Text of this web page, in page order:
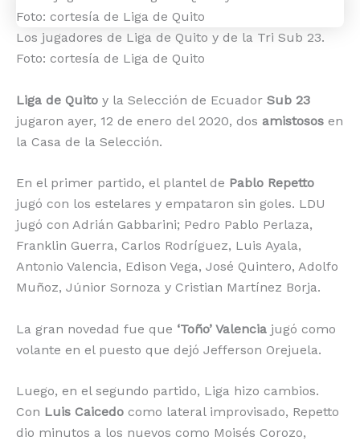
Los jugadores de Liga de Quito y de la Tri Sub 23.
Foto: cortesía de Liga de Quito
Liga de Quito y la Selección de Ecuador Sub 23
jugaron ayer, 12 de enero del 2020, dos amistosos en
la Casa de la Selección.
En el primer partido, el plantel de Pablo Repetto
jugó con los estelares y empataron sin goles. LDU
jugó con Adrián Gabbarini; Pedro Pablo Perlaza,
Franklin Guerra, Carlos Rodríguez, Luis Ayala,
Antonio Valencia, Edison Vega, José Quintero, Adolfo
Muñoz, Júnior Sornoza y Cristian Martínez Borja.
La gran novedad fue que ‘Toño’ Valencia jugó como
volante en el puesto que dejó Jefferson Orejuela.
Luego, en el segundo partido, Liga hizo cambios.
Con Luis Caicedo como lateral improvisado, Repetto
dio minutos a los nuevos como Moisés Corozo,